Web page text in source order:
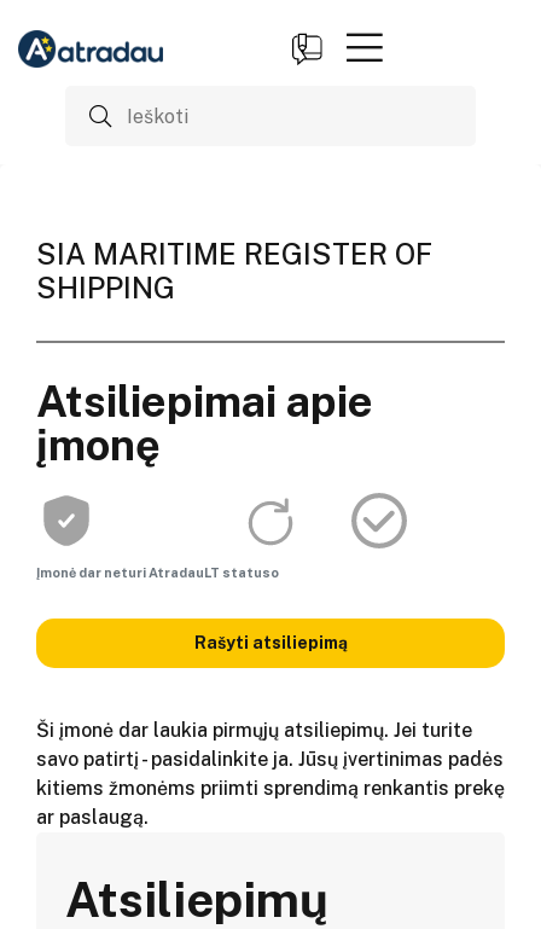
SIA MARITIME REGISTER OF
SHIPPING
Atsiliepimai apie
įmonę
Įmonė dar neturi AtradauLT statuso
Rašyti atsiliepimą
Ši įmonė dar laukia pirmųjų atsiliepimų. Jei turite
savo patirtį - pasidalinkite ja. Jūsų įvertinimas padės
kitiems žmonėms priimti sprendimą renkantis prekę
ar paslaugą.
Atsiliepimų